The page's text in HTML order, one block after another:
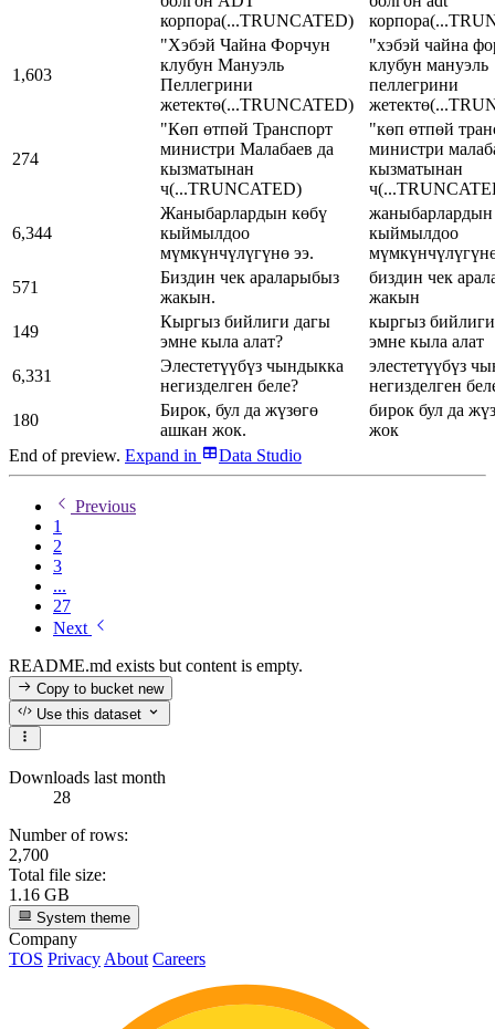
корпора(...TRUNCATED)
корпора
1,603
"Хэбэй Чайна Форчун
клубун Мануэль
Пеллегрини
жетектө(...TRUNCATED)
"хэбэй чайна
клубун мануэль
пеллегрини
жетектө
274
"Көп өтпөй Транспорт
министри Малабаев да
кызматынан
ч(...TRUNCATED)
"көп өтпөй
министри
кызматынан
ч
6,344
Жаныбарлардын көбү
кыймылдоо
мүмкүнчүлүгүнө ээ.
жаныбарлардын
кыймылдоо
571
Биздин чек араларыбыз
жакын.
биздин чек
жакын
149
Кыргыз бийлиги дагы
эмне кыла алат?
кыргыз
эмне кыла алат
6,331
Элестетүүбүз чындыкка
негизделген беле?
элестетүүбүз
негизделген
180
Бирок, бул да жүзөгө
ашкан жок.
бирок бул да
жок
End of preview. Expand in Data Studio
Previous
1
2
3
...
27
Next
README.md exists but content is empty.
Copy to bucketnew
Use this dataset
Downloads last month
28
Number of rows:
2,700
Total file size:
1.16 GB
System theme
Company
TOS Privacy About Careers